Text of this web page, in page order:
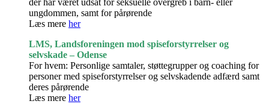
der har været udsat for seksuelle overgreb i barn- eller
ungdommen, samt for pårørende
Læs mere her
LMS, Landsforeningen mod spiseforstyrrelser og
selvskade – Odense
For hvem: Personlige samtaler, støttegrupper og coaching for
personer med spiseforstyrrelser og selvskadende adfærd samt
deres pårørende
Læs mere her